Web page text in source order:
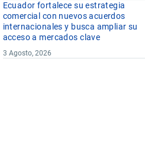
Ecuador fortalece su estrategia
comercial con nuevos acuerdos
internacionales y busca ampliar su
acceso a mercados clave
3 Agosto, 2026